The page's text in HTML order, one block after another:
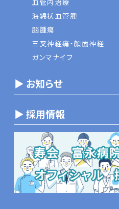
血管内治療
海綿状血管腫
脳腫瘍
三叉神経痛・顔面神経
ガンマナイフ
▶ お知らせ
▶ 採用情報